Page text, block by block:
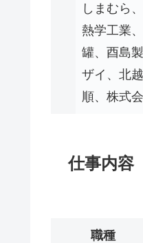
しまむら
熱学工業
罐、酉島
ザイ、北
順、株式
仕事内容
職種